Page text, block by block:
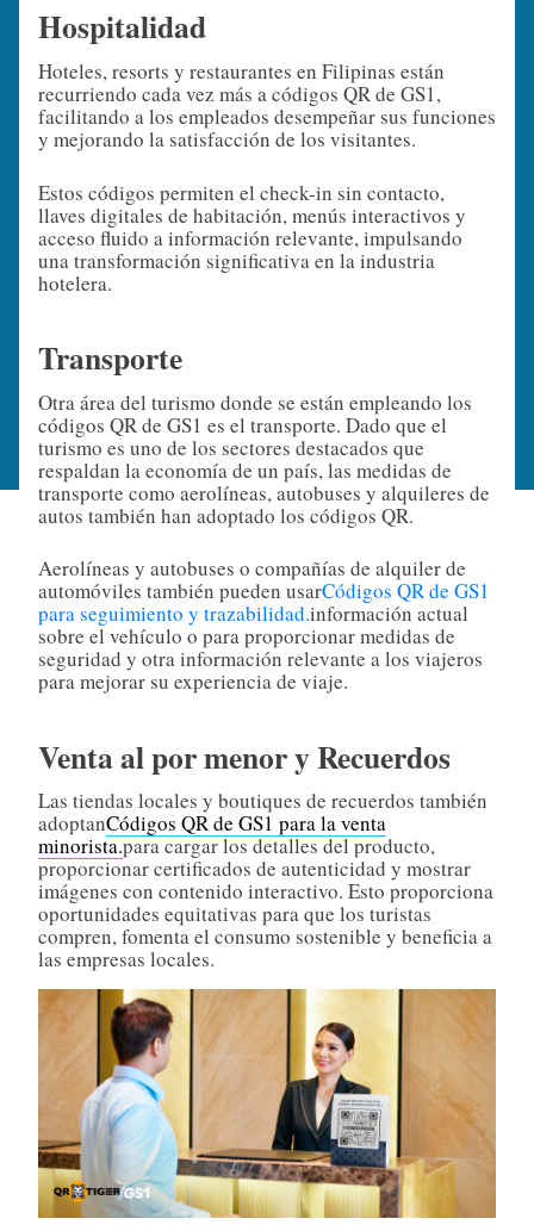
Hospitalidad
Hoteles, resorts y restaurantes en Filipinas están
recurriendo cada vez más a códigos QR de GS1,
facilitando a los empleados desempeñar sus funciones
y mejorando la satisfacción de los visitantes.
Estos códigos permiten el check-in sin contacto,
llaves digitales de habitación, menús interactivos y
acceso fluido a información relevante, impulsando
una transformación significativa en la industria
hotelera.
Transporte
Otra área del turismo donde se están empleando los
códigos QR de GS1 es el transporte. Dado que el
turismo es uno de los sectores destacados que
respaldan la economía de un país, las medidas de
transporte como aerolíneas, autobuses y alquileres de
autos también han adoptado los códigos QR.
Aerolíneas y autobuses o compañías de alquiler de
automóviles también pueden usarCódigos QR de GS1
para seguimiento y trazabilidad.información actual
sobre el vehículo o para proporcionar medidas de
seguridad y otra información relevante a los viajeros
para mejorar su experiencia de viaje.
Venta al por menor y Recuerdos
Las tiendas locales y boutiques de recuerdos también
adoptanCódigos QR de GS1 para la venta
minorista.para cargar los detalles del producto,
proporcionar certificados de autenticidad y mostrar
imágenes con contenido interactivo. Esto proporciona
oportunidades equitativas para que los turistas
compren, fomenta el consumo sostenible y beneficia a
las empresas locales.